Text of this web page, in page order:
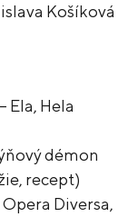
Košíková
Ela, Hela
démon
recept)
Diversa,